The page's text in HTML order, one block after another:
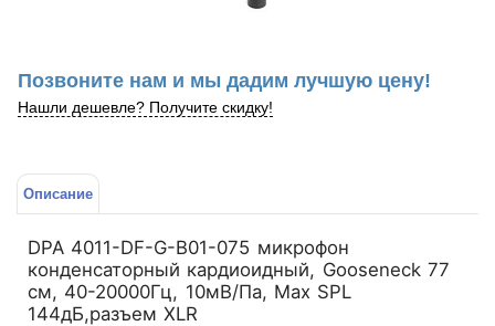
Позвоните нам и мы дадим лучшую цену!
Нашли дешевле? Получите скидку!
Описание
DPA 4011-DF-G-B01-075 микрофон
конденсаторный кардиоидный, Gooseneck 77
см, 40-20000Гц, 10мВ/Па, Max SPL
144дБ,разъем XLR